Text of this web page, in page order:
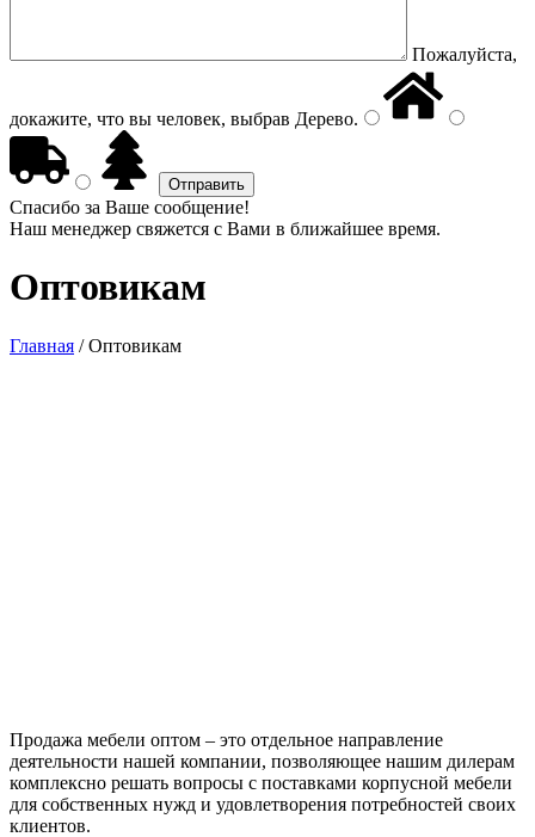
Пожалуйста,
докажите, что вы человек, выбрав Дерево.
Спасибо за Ваше сообщение!
Наш менеджер свяжется с Вами в ближайшее время.
Оптовикам
Главная /Оптовикам
Продажа мебели оптом – это отдельное направление
деятельности нашей компании, позволяющее нашим дилерам
комплексно решать вопросы с поставками корпусной мебели
для собственных нужд и удовлетворения потребностей своих
клиентов.